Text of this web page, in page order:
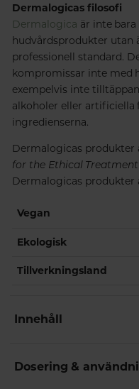
Dermalogicas filosofi
Dermalogica är inte
hudvårdsprodukter utan
professionell standard.
kompromissar inte med
exempelvis inte
alkoholer eller artificiella
ingredienserna.
Dermalogicas produkter
for the Ethical
Dermalogicas produkter
Vegan
Ekologisk
Tillverkningsland
Innehåll
Dosering &